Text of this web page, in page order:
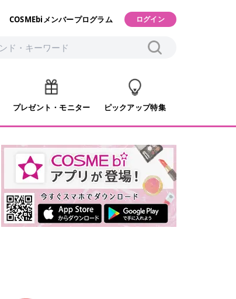
COSMEbiメンバープログラム ログイン
プレゼント・モニター ピックアップ特集